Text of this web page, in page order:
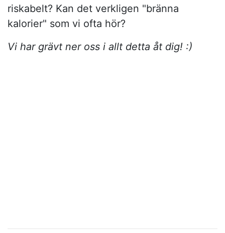
riskabelt? Kan det verkligen "bränna
kalorier" som vi ofta hör?
Vi har grävt ner oss i allt detta åt dig! :)